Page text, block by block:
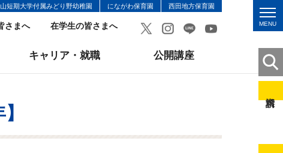
短期大学付属みどり野幼稚園 にながわ保育園 西田地方保育園
さまへ 在学生の皆さまへ MENU
キャリア・就職 公開講座